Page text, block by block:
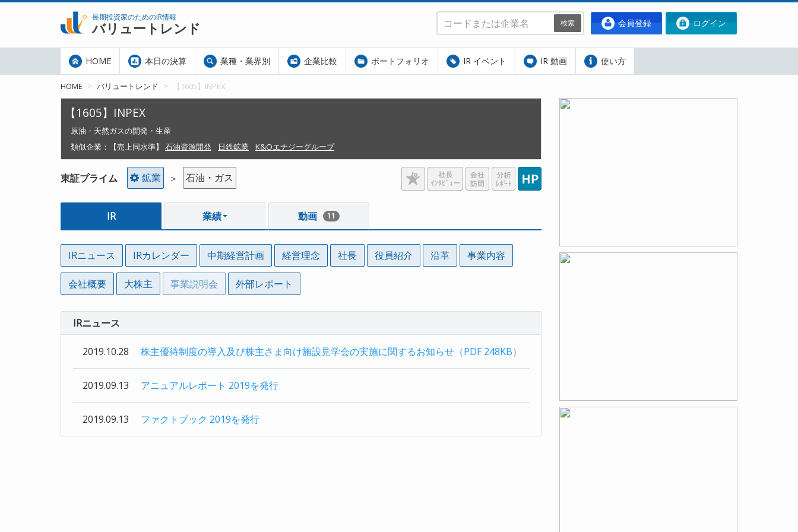
長期投資家のためのIR情報
バリュートレンド 会員登録 ログイン
検索
HOME 本日の決算 業種・業界別 企業比較 ポートフォリオ IR イベント IR 動画 使い方
HOME バリュートレンド 【1605】INPEX
【1605】INPEX
原油・天然ガスの開発・生産
類似企業：
【売上同水準】 石油資源開発 日鉄鉱業 K&Oエナジーグループ
東証プライム 鉱業 ＞ 石油・ガス
IR 業績 動画 11
IRニュース IRカレンダー 中期経営計画 経営理念 社長 役員紹介 沿革 事業内容
会社概要 大株主 事業説明会 外部レポート
IRニュース
2019.10.28 株主優待制度の導入及び株主さま向け施設見学会の実施に関するお知らせ（PDF 248KB）
2019.09.13 アニュアルレポート 2019を発行
2019.09.13 ファクトブック 2019を発行